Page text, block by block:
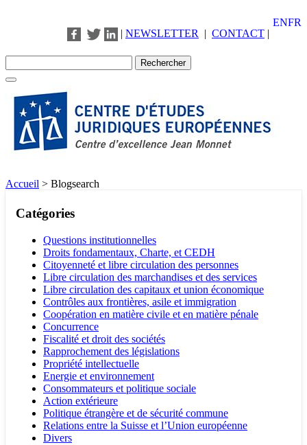
FR
EN
| NEWSLETTER | CONTACT |
Accueil > Blogsearch
Catégories
Questions institutionnelles
Droits fondamentaux, Charte, et CEDH
Citoyenneté et libre circulation des personnes
Libre circulation des marchandises et des services
Libre circulation des capitaux et union économique
Contrôles aux frontières, asile et immigration
Coopération en matière civile et en matière pénale
Concurrence
Fiscalité et droit des sociétés
Rapprochement des législations
Propriété intellectuelle
Energie et environnement
Consommateurs et politique sociale
Action extérieure
Politique étrangère et de sécurité commune
Relations entre la Suisse et l’Union européenne
Divers